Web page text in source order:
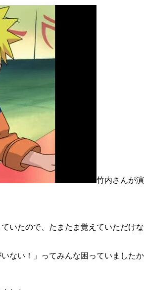
竹内さんが
たので、たまたま覚えていただけ
ない！」ってみんな困っていましたか